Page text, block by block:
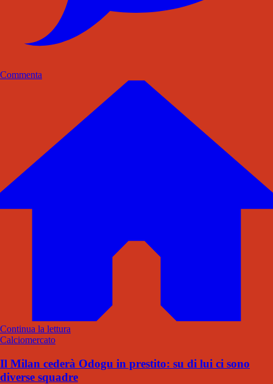
Commenta
Continua la lettura
Calciomercato
Il Milan cederà Odogu in prestito: su di lui ci sono
diverse squadre